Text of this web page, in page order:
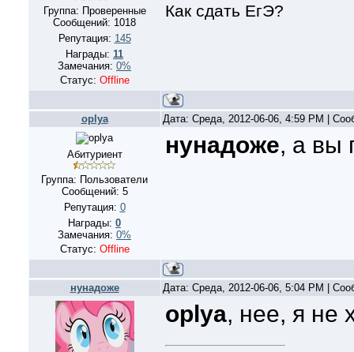
Группа: Проверенные
Сообщений: 1018
Репутация: 145
Награды: 11
Замечания: 0%
Статус: Offline
Как сдать ЕгЭ?
oplya Дата: Среда, 2012-06-06, 4:59 PM |
Абитуриент
Группа: Пользователи
Сообщений: 5
Репутация: 0
Награды: 0
Замечания: 0%
Статус: Offline
нунадоже, а вы
нунадоже Дата: Среда, 2012-06-06, 5:04 PM |
oplya, нее, я не